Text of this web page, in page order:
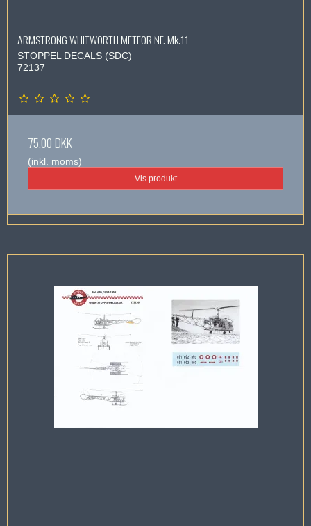
ARMSTRONG WHITWORTH METEOR NF. Mk.11
STOPPEL DECALS (SDC)
72137
75,00 DKK
(inkl. moms)
Vis produkt